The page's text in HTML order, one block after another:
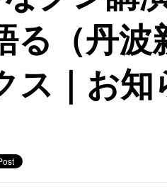
る（丹波
ス｜お知